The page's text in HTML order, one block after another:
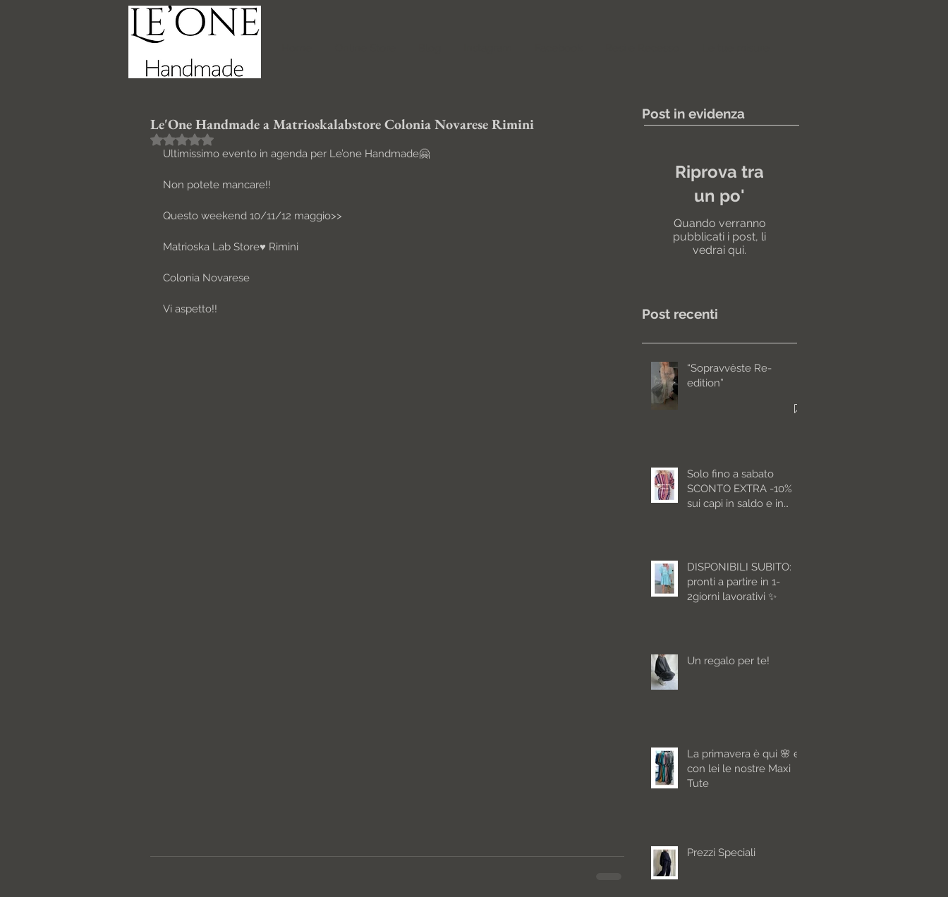
Le'One Handmade a Matrioskalabstore Colonia Novarese Rimini
Valutazione NaN stelle su 5.
Ultimissimo evento in agenda per Le’one Handmade🤗
Non potete mancare!!
Questo weekend 10/11/12 maggio>>
Matrioska Lab Store♥️ Rimini
Colonia Novarese
Vi aspetto!!
Post in evidenza
Riprova tra
un po'
Quando verranno
pubblicati i post, li
vedrai qui.
Post recenti
“Sopravvèste Re-
edition”
Solo fino a sabato
SCONTO EXTRA -10%
sui capi in saldo e in
DISPONIBILI SUBITO:
pronti a partire in 1-
2giorni lavorativi ✨
Un regalo per te!
La primavera è qui 🌸 e
con lei le nostre Maxi
Tute
Prezzi Speciali